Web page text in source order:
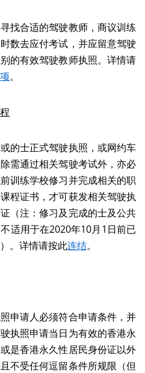
找合适的驾驶教师，商议训练
数去应付考试，并应留意驾驶
的有效驾驶教师执照。详情请
。
的士正式驾驶执照，或网约车
需通过相关驾驶考试外，亦必
训练学校修习并完成相关的职
程证书，才可获发相关驾驶执
（注：修习及完成的士及公共
适用于在2020年10月1日前已
。详情请按此连结。
申请人必须符合申请条件，并
执照申请当日为有效的香港永
是香港永久性居民身份证以外
不受任何逗留条件所规限（但